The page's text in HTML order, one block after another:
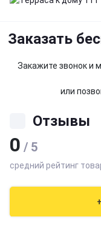
Заказать
Закажите звонок и
или
Отзывы
0 / 5
средний рейтинг